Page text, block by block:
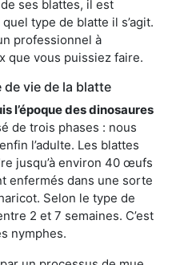
ses blattes, il est
type de blatte il s’agit.
professionnel à
que vous puissiez faire.
vie de la blatte
l’époque des dinosaures
de trois phases : nous
l’adulte. Les blattes
jusqu’à environ 40 œufs
enfermés dans une sorte
Selon le type de
2 et 7 semaines. C’est
nymphes.